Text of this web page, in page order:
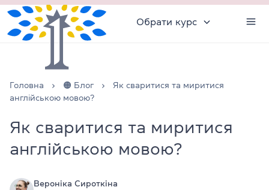
Обрати курс
Головна 🟠 Блог
Як сваритися та миритися
англійською мовою?
Як сваритися та миритися
англійською мовою?
Вероніка Сироткіна